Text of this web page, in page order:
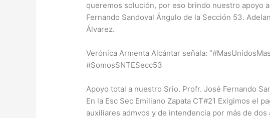
queremos solución, por eso brindo nuestro apoyo
Fernando Sandoval Ángulo de la Sección 53.
Álvarez.
Verónica Armenta Alcántar señala:
#SomosSNTESecc53
Apoyo total a nuestro Srio. Profr. José Fernando
En la Esc Sec Emiliano Zapata CT#21 Exigimos el
auxiliares admvos y de intendencia por más de